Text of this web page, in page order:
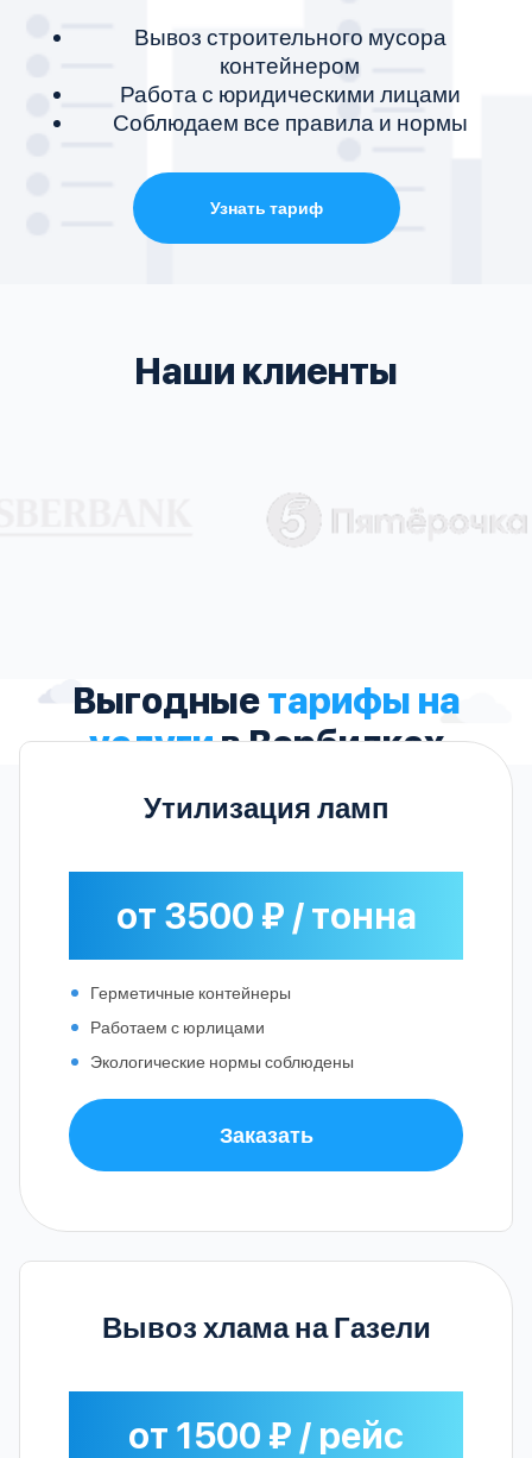
Вывоз строительного мусора
контейнером
Работа с юридическими лицами
Соблюдаем все правила и нормы
Узнать тариф
Наши клиенты
Выгодныетарифы на
услугив Вербилках
Утилизация ламп
от 3500 ₽ / тонна
Герметичные контейнеры
Работаем с юрлицами
Экологические нормы соблюдены
Заказать
Вывоз хлама на Газели
от 1500 ₽ / рейс